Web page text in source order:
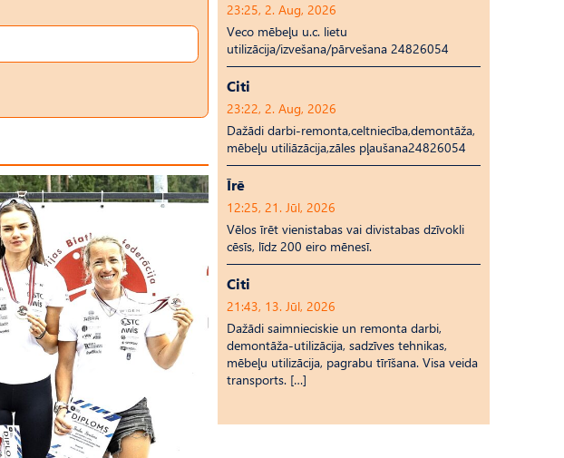
23:25, 2. Aug, 2026
Veco mēbeļu u.c. lietu
utilizācija/izvešana/pārvešana 24826054
Citi
23:22, 2. Aug, 2026
Dažādi darbi-remonta,celtniecība,demontāža,
mēbeļu utiliāzācija,zāles pļaušana24826054
Īrē
12:25, 21. Jūl, 2026
Vēlos īrēt vienistabas vai divistabas dzīvokli
cēsīs, līdz 200 eiro mēnesī.
Citi
21:43, 13. Jūl, 2026
Dažādi saimnieciskie un remonta darbi,
demontāža-utilizācija, sadzīves tehnikas,
mēbeļu utilizācija, pagrabu tīrīšana. Visa veida
transports. […]